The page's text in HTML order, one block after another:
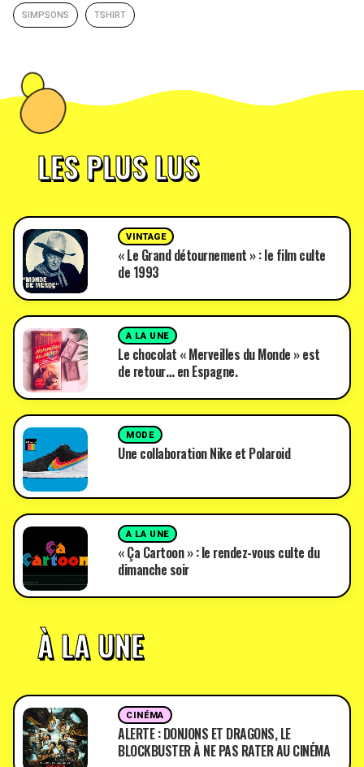
SIMPSONS TSHIRT
LES PLUS LUS
VINTAGE
« Le Grand détournement » : le film culte
de 1993
A LA UNE
Le chocolat « Merveilles du Monde » est
de retour… en Espagne.
MODE
Une collaboration Nike et Polaroid
A LA UNE
« Ça Cartoon » : le rendez-vous culte du
dimanche soir
À LA UNE
CINÉMA
ALERTE : DONJONS ET DRAGONS, LE
BLOCKBUSTER À NE PAS RATER AU CINÉMA